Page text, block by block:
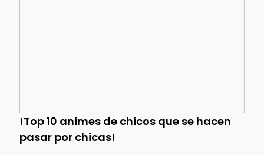
!Top 10 animes de chicos que se hacen
pasar por chicas!